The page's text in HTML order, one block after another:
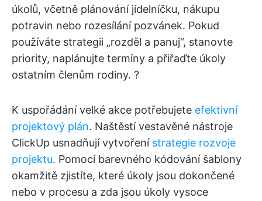
úkolů, včetně plánování jídelníčku, nákupu
potravin nebo rozesílání pozvánek. Pokud
používáte strategii „rozděl a panuj“, stanovte
priority, naplánujte termíny a přiřaďte úkoly
ostatním členům rodiny. ?
K uspořádání velké akce potřebujete efektivní
projektový plán. Naštěstí vestavěné nástroje
ClickUp usnadňují vytvoření strategie rozvoje
projektu. Pomocí barevného kódování šablony
okamžitě zjistíte, které úkoly jsou dokončené
nebo v procesu a zda jsou úkoly vysoce